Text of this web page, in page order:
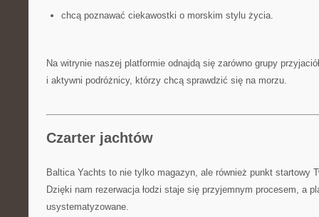
chcą poznawać ciekawostki o morskim stylu życia.
Na witrynie naszej platformie odnajdą się zarówno grupy
i aktywni podróżnicy, którzy chcą sprawdzić się na morzu.
Czarter jachtów
Baltica Yachts to nie tylko magazyn, ale również punkt startowy
Dzięki nam rezerwacja łodzi staje się przyjemnym procesem, a
usystematyzowane.